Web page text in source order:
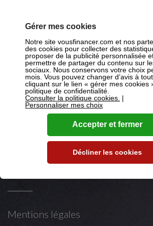
Suivez-nous
sur Facebook
sur X
sur Youtube
sur LinkedIn
Mentions légales
Gérer mes cookies
Notre site vousfinancer.com et nos
des cookies pour collecter des
proposer de la publicité personnalisée
permettre de partager du contenu sur
sociaux. Nous conservons votre choix
mois. Vous pouvez changer d’avis à
cliquant sur le lien « gérer mes cookies
politique de confidentialité.
Consulter la politique cookies. |
Personnaliser mes choix
Décliner les cookies
Accepter et fermer